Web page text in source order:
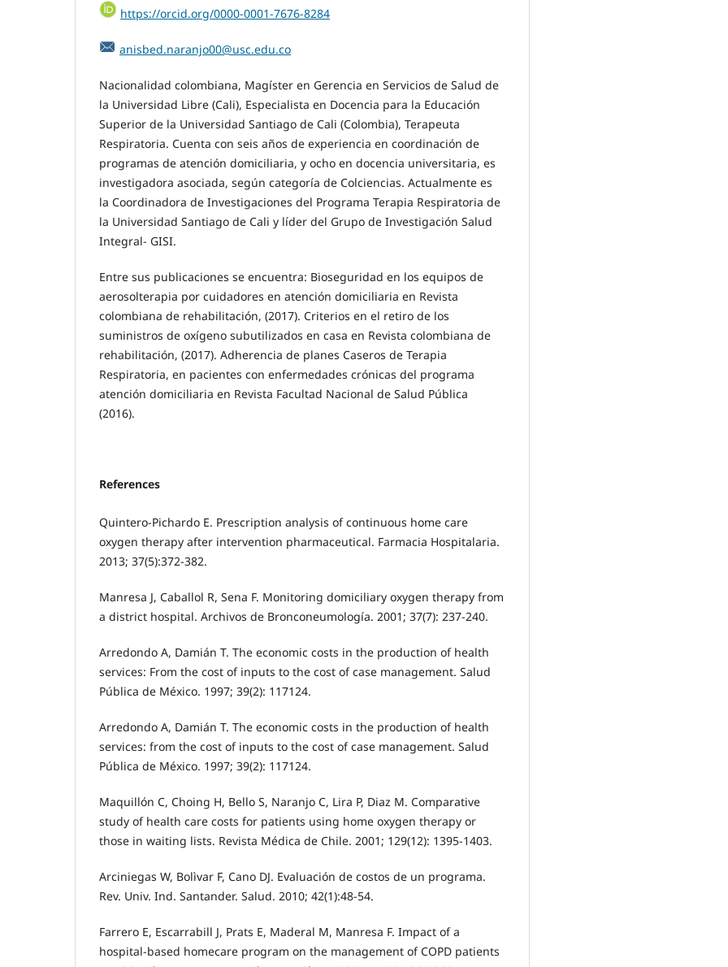
https://orcid.org/0000-0001-7676-8284
anisbed.naranjo00@usc.edu.co
Nacionalidad colombiana, Magíster en Gerencia en Servicios de Salud de
la Universidad Libre (Cali), Especialista en Docencia para la Educación
Superior de la Universidad Santiago de Cali (Colombia), Terapeuta
Respiratoria. Cuenta con seis años de experiencia en coordinación de
programas de atención domiciliaria, y ocho en docencia universitaria, es
investigadora asociada, según categoría de Colciencias. Actualmente es
la Coordinadora de Investigaciones del Programa Terapia Respiratoria de
la Universidad Santiago de Cali y líder del Grupo de Investigación Salud
Integral- GISI.
Entre sus publicaciones se encuentra: Bioseguridad en los equipos de
aerosolterapia por cuidadores en atención domiciliaria en Revista
colombiana de rehabilitación, (2017). Criterios en el retiro de los
suministros de oxígeno subutilizados en casa en Revista colombiana de
rehabilitación, (2017). Adherencia de planes Caseros de Terapia
Respiratoria, en pacientes con enfermedades crónicas del programa
atención domiciliaria en Revista Facultad Nacional de Salud Pública
(2016).
References
Quintero-Pichardo E. Prescription analysis of continuous home care
oxygen therapy after intervention pharmaceutical. Farmacia Hospitalaria.
2013; 37(5):372-382.
Manresa J, Caballol R, Sena F. Monitoring domiciliary oxygen therapy from
a district hospital. Archivos de Bronconeumología. 2001; 37(7): 237-240.
Arredondo A, Damián T. The economic costs in the production of health
services: From the cost of inputs to the cost of case management. Salud
Pública de México. 1997; 39(2): 117124.
Arredondo A, Damián T. The economic costs in the production of health
services: from the cost of inputs to the cost of case management. Salud
Pública de México. 1997; 39(2): 117124.
Maquillón C, Choing H, Bello S, Naranjo C, Lira P, Diaz M. Comparative
study of health care costs for patients using home oxygen therapy or
those in waiting lists. Revista Médica de Chile. 2001; 129(12): 1395-1403.
Arciniegas W, Bolìvar F, Cano DJ. Evaluación de costos de un programa.
Rev. Univ. Ind. Santander. Salud. 2010; 42(1):48-54.
Farrero E, Escarrabill J, Prats E, Maderal M, Manresa F. Impact of a
hospital-based homecare program on the management of COPD patients